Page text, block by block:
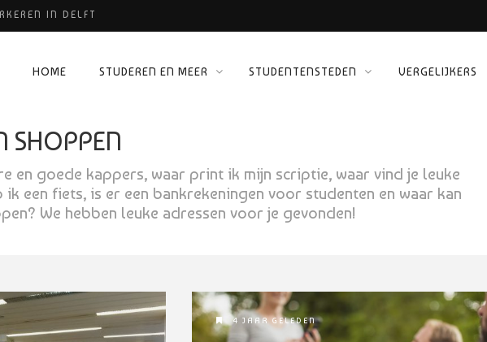
IN DELFT
LEIDEN
BINCK-ZORG
HOME STUDEREN EN MEER STUDENTENSTEDEN VERGELIJKERS
SHOPPEN
en goede kappers, waar print ik mijn scriptie, waar vind je leuke
een fiets, is er een bankrekeningen voor studenten en waar kan
We hebben leuke adressen voor je gevonden!
4 JAAR GELEDEN